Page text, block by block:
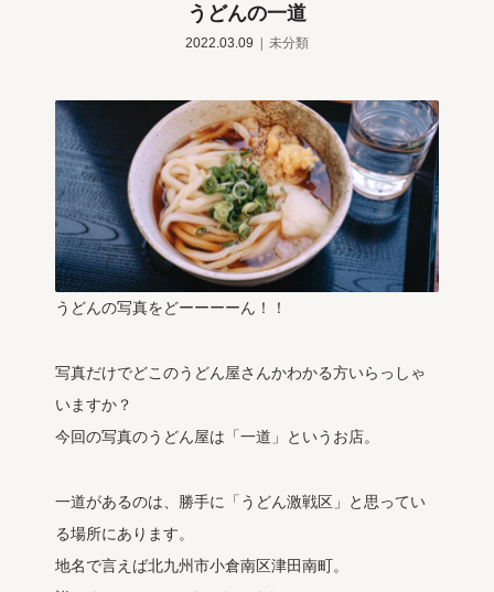
うどんの一道
2022.03.09 未分類
うどんの写真をどーーーーん！！
写真だけでどこのうどん屋さんかわかる方いらっしゃ
いますか？
今回の写真のうどん屋は「一道」というお店。
一道があるのは、勝手に「うどん激戦区」と思ってい
る場所にあります。
地名で言えば北九州市小倉南区津田南町。